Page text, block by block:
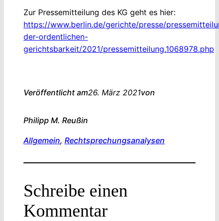
Zur Pressemitteilung des KG geht es hier:
https://www.berlin.de/gerichte/presse/
der-ordentlichen-
gerichtsbarkeit/2021/pressemitteilung.1068978.php
Veröffentlicht am26. März 2021von
Philipp M. Reußin
Allgemein, Rechtsprechungsanalysen
Schreibe einen
Kommentar